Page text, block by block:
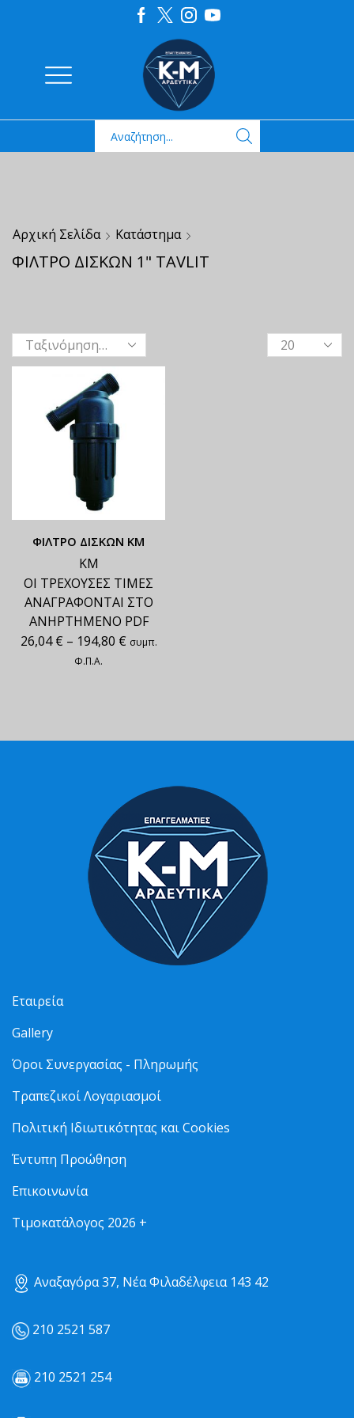
Αρχική Σελίδα Κατάστημα
ΦΙΛΤΡΟ ΔΙΣΚΩΝ 1" TAVLIT
ΦΙΛΤΡΟ ΔΙΣΚΩΝ ΚΜ
ΚΜ
ΟΙ ΤΡΕΧΟΥΣΕΣ ΤΙΜΕΣ
ΑΝΑΓΡΑΦΟΝΤΑΙ ΣΤΟ
ΑΝΗΡΤΗΜΕΝΟ PDF
26,04€ – 194,80 € συμπ.
Φ.Π.Α.
Εταιρεία
Gallery
Όροι Συνεργασίας - Πληρωμής
Τραπεζικοί Λογαριασμοί
Πολιτική Ιδιωτικότητας και Cookies
Έντυπη Προώθηση
Επικοινωνία
Τιμοκατάλογος 2026 +
Αναξαγόρα 37, Νέα Φιλαδέλφεια 143 42
210 2521 587
210 2521 254